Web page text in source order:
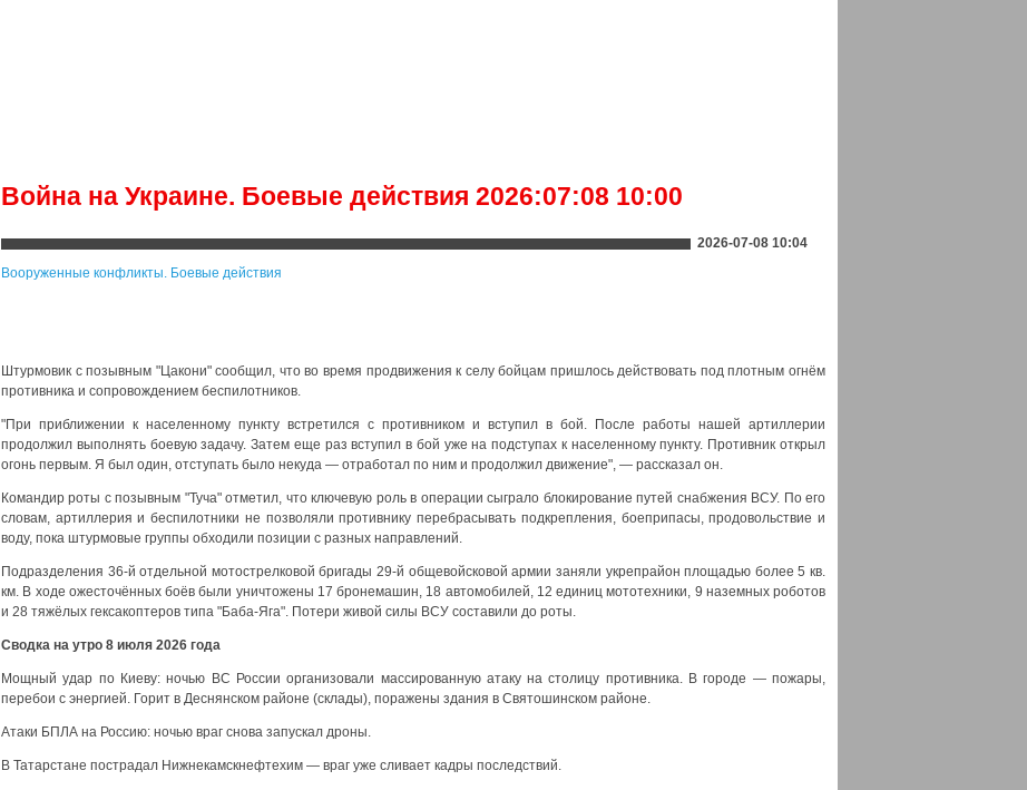
Война на Украине. Боевые действия 2026:07:08 10:00
2026-07-08 10:04
Вооруженные конфликты. Боевые действия
Штурмовик с позывным "Цакони" сообщил, что во время продвижения к селу бойцам пришлось действовать под плотным огнём
противника и сопровождением беспилотников.
"При приближении к населенному пункту встретился с противником и вступил в бой. После работы нашей артиллерии
продолжил выполнять боевую задачу. Затем еще раз вступил в бой уже на подступах к населенному пункту. Противник открыл
огонь первым. Я был один, отступать было некуда — отработал по ним и продолжил движение", — рассказал он.
Командир роты с позывным "Туча" отметил, что ключевую роль в операции сыграло блокирование путей снабжения ВСУ. По его
словам, артиллерия и беспилотники не позволяли противнику перебрасывать подкрепления, боеприпасы, продовольствие и
воду, пока штурмовые группы обходили позиции с разных направлений.
Подразделения 36-й отдельной мотострелковой бригады 29-й общевойсковой армии заняли укрепрайон площадью более 5 кв.
км. В ходе ожесточённых боёв были уничтожены 17 бронемашин, 18 автомобилей, 12 единиц мототехники, 9 наземных роботов
и 28 тяжёлых гексакоптеров типа "Баба-Яга". Потери живой силы ВСУ составили до роты.
Сводка на утро 8 июля 2026 года
Мощный удар по Киеву: ночью ВС России организовали массированную атаку на столицу противника. В городе — пожары,
перебои с энергией. Горит в Деснянском районе (склады), поражены здания в Святошинском районе.
Атаки БПЛА на Россию: ночью враг снова запускал дроны.
В Татарстане пострадал Нижнекамскнефтехим — враг уже сливает кадры последствий.